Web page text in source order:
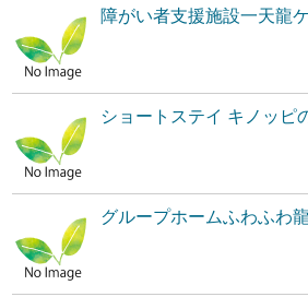
障がい者支援施設一天龍
ショートステイ キノッピ
グループホームふわふわ